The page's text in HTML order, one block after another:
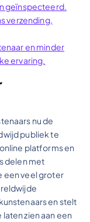
geïnspecteerd.
verzending,
en minder
ervaring.
nu de
publiek te
platforms en
delen met
een veel groter
en stelt
zien aan een